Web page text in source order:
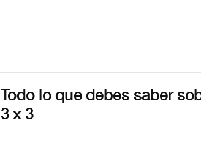
Todo lo que debes saber
3 x 3